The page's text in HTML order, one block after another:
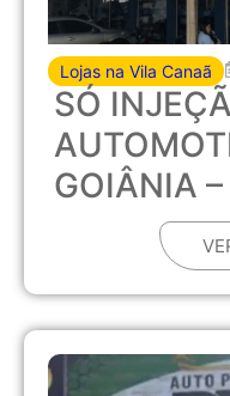
Lojas na Vila Canaã
SÓ
GOIÂNIA